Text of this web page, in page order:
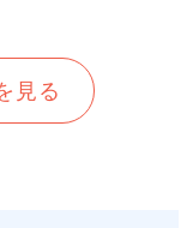
見る